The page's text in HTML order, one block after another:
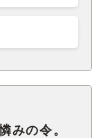
みの令。